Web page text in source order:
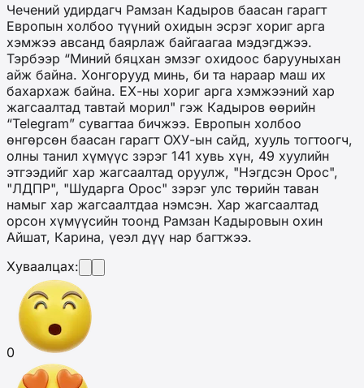
Чечений удирдагч Рамзан Кадыров баасан гарагт
Европын холбоо түүний охидын эсрэг хориг арга
хэмжээ авсанд баярлаж байгаагаа мэдэгджээ.
Тэрбээр “Миний бяцхан эмзэг охидоос барууныхан
айж байна. Хонгорууд минь, би та нараар маш их
бахархаж байна. ЕХ-ны хориг арга хэмжээний хар
жагсаалтад тавтай морил" гэж Кадыров өөрийн
“Telegram” сувагтаа бичжээ. Европын холбоо
өнгөрсөн баасан гарагт ОХУ-ын сайд, хууль тогтоогч,
олны танил хүмүүс зэрэг 141 хувь хүн, 49 хуулийн
этгээдийг хар жагсаалтад оруулж, "Нэгдсэн Орос",
"ЛДПР", "Шударга Орос" зэрэг улс төрийн таван
намыг хар жагсаалтдаа нэмсэн. Хар жагсаалтад
орсон хүмүүсийн тоонд Рамзан Кадыровын охин
Айшат, Карина, үеэл дүү нар багтжээ.
Хуваалцах:
0